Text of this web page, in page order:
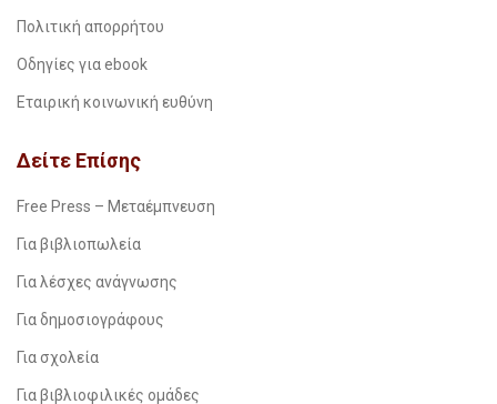
Πολιτική απορρήτου
Οδηγίες για ebook
Εταιρική κοινωνική ευθύνη
Δείτε Επίσης
Free Press – Μεταέμπνευση
Για βιβλιοπωλεία
Για λέσχες ανάγνωσης
Για δημοσιογράφους
Για σχολεία
Για βιβλιοφιλικές ομάδες